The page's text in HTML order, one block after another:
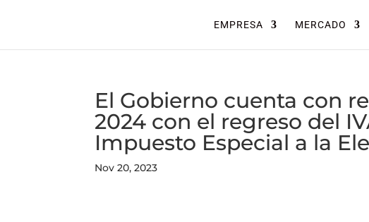
EMPRESA MERCADO
El Gobierno cuenta con
2024 con el regreso del
Impuesto Especial a la
Nov 20, 2023